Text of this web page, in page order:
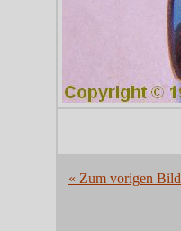
« Zum vorigen Bild